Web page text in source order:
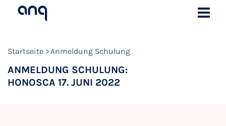
Startseite Anmeldung Schulung
ANMELDUNG SCHULUNG:
HONOSCA 17. JUNI 2022